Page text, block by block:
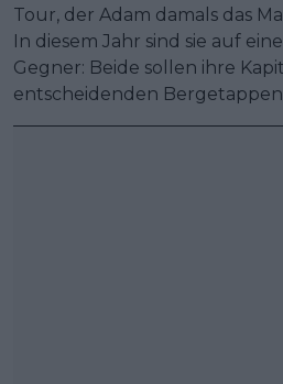
Tour, der Adam damals das
In diesem Jahr sind sie auf
Gegner: Beide sollen ihre
entscheidenden